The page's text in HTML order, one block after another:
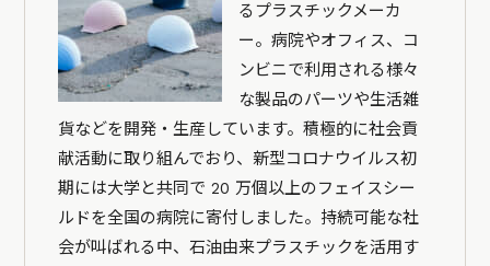
るプラスチックメーカ
ー。病院やオフィス、コ
ンビニで利用される様々
な製品のパーツや生活雑
貨などを開発・生産しています。積極的に社会貢
献活動に取り組んでおり、新型コロナウイルス初
期には大学と共同で 20 万個以上のフェイスシー
ルドを全国の病院に寄付しました。持続可能な社
会が叫ばれる中、石油由来プラスチックを活用す